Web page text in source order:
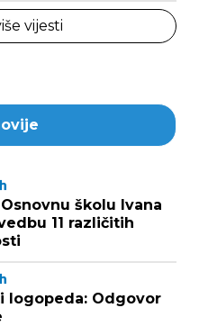
vijesti
h
školu Ivana
11 različitih
h
logopeda: Odgovor